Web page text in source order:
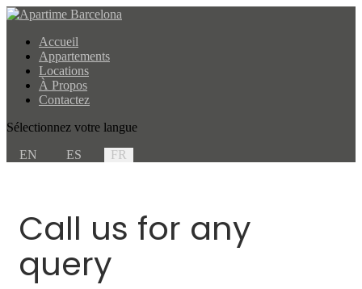
Accueil
Appartements
Locations
À Propos
Contactez
Sélectionnez votre langue
EN
ES FR
Call us for any
query